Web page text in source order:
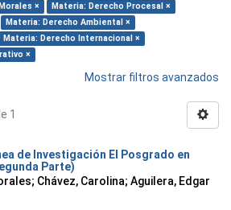
×
Materia: Derecho Procesal ×
Materia: Derecho Ambiental ×
Materia: Derecho Internacional ×
×
Mostrar filtros avanzados
1
de Investigación El Posgrado en
Parte)
; Chávez, Carolina; Aguilera, Edgar